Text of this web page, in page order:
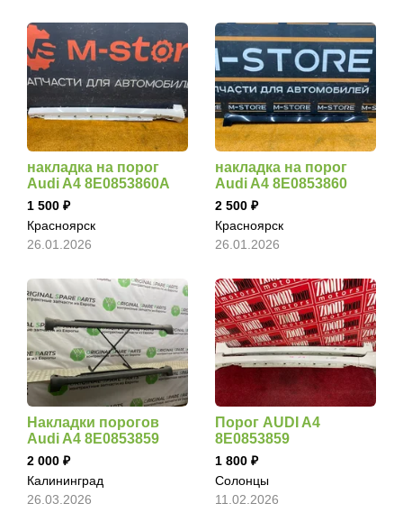
накладка на порог
Audi A4 8E0853860A
1 500
Красноярск
26.01.2026
накладка на порог
Audi A4 8E0853860
2 500
Красноярск
26.01.2026
Накладки порогов
Audi A4 8E0853859
2 000
Калининград
26.03.2026
Порог AUDI A4
8E0853859
1 800
Солонцы
11.02.2026